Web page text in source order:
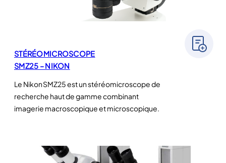
STÉRÉOMICROSCOPE
SMZ25 – NIKON
Le Nikon SMZ25 est un stéréomicroscope de
recherche haut de gamme combinant
imagerie macroscopique et microscopique.